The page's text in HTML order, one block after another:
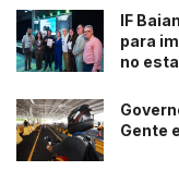
parcerias. As
vão conseguir
elas estão se
empresas do seu
por causa ou
IF
para
no
Gente